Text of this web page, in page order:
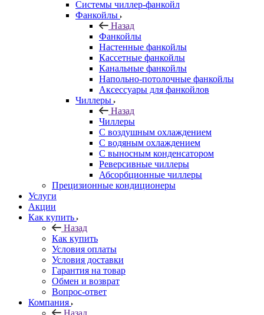
Системы чиллер-фанкойл
Фанкойлы
Назад
Фанкойлы
Настенные фанкойлы
Кассетные фанкойлы
Канальные фанкойлы
Напольно-потолочные фанкойлы
Аксессуары для фанкойлов
Чиллеры
Назад
Чиллеры
С воздушным охлаждением
С водяным охлаждением
С выносным конденсатором
Реверсивные чиллеры
Абсорбционные чиллеры
Прецизионные кондиционеры
Услуги
Акции
Как купить
Назад
Как купить
Условия оплаты
Условия доставки
Гарантия на товар
Обмен и возврат
Вопрос-ответ
Компания
Назад